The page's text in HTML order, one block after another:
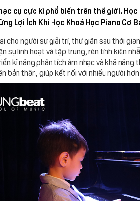
cụ cực kì phổ biến trên thế giới.
Lợi Ích Khi Học Khoá Học Piano Cơ
cho người sự giải trí, thư giãn sau thời
sự linh hoạt và tập trung, rèn tính kiên
kĩ năng phân tích âm nhạc và khả năng
bản thân, giúp kết nối với nhiều người